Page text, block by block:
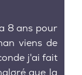
8 ans pour
viens de
j'ai fait
que la